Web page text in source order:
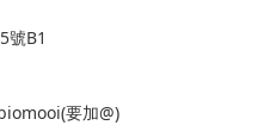
號B1
要加@)